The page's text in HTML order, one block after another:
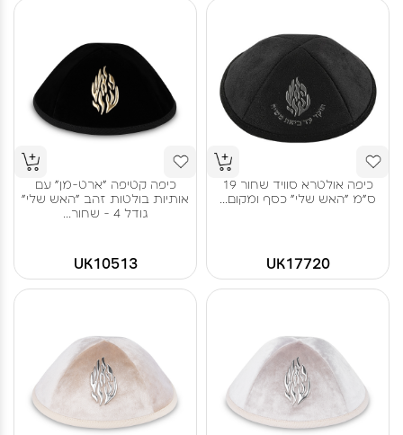
כיפה אולטרא סוויד שחור 19
ס"מ "האש שלי" כסף ומקום...
UK17720
כיפה קטיפה "ארט-מן" עם
אותיות בולטות זהב "האש שלי"
גודל 4 - שחור...
UK10513